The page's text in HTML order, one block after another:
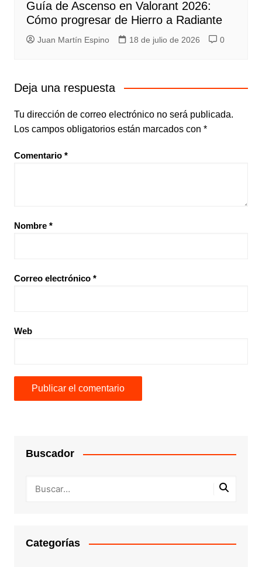
Guía de Ascenso en Valorant 2026:
Cómo progresar de Hierro a Radiante
Juan Martín Espino 18 de julio de 2026 0
Deja una respuesta
Tu dirección de correo electrónico no será publicada.
Los campos obligatorios están marcados con *
Comentario *
Nombre *
Correo electrónico *
Web
Buscador
Categorías